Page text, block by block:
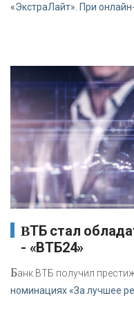
«ЭкстраЛайт». При
ВТБ стал обладателем премии FINAWARD
- «ВТБ24»
Банк ВТБ получил
номинациях «За лучшее